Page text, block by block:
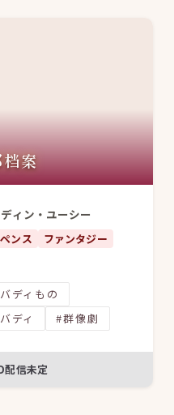
案
ィン・ユーシー
ンス
ファンタジー
ディもの
ディ #群像劇
配信未定